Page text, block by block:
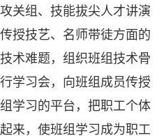
组、技能拔尖人才讲演
授技艺、名师带徒方面的
术难题，组织班组技术骨
学习会，向班组成员传授
学习的平台，把职工个体
来，使班组学习成为职工